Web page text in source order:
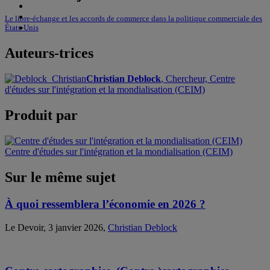
Le libre-échange et les accords de commerce dans la politique commerciale des
États-Unis
Auteurs-trices
Christian Deblock, Chercheur, Centre
d'études sur l'intégration et la mondialisation (CEIM)
Produit par
Centre d'études sur l'intégration et la mondialisation (CEIM)
Sur le même sujet
À quoi ressemblera l’économie en 2026 ?
Le Devoir, 3 janvier 2026, Christian Deblock